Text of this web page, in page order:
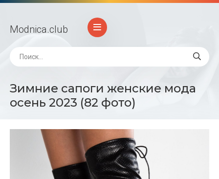
Modnica.club
Зимние сапоги женские мода
осень 2023 (82 фото)